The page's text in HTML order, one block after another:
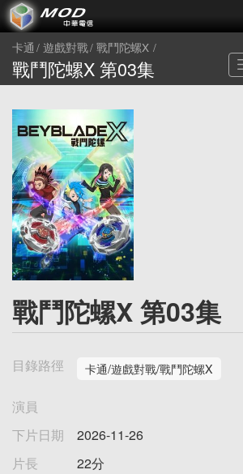
卡通 遊戲對戰 戰鬥陀螺X
戰鬥陀螺X 第03集
戰鬥陀螺X 第03集
目錄路徑 卡通/遊戲對戰/戰鬥陀螺X
演員
下片日期
2026-11-26
片長
22分